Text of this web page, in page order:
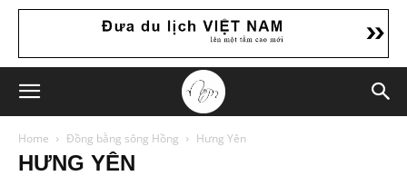
Home Đồng bằng sông Hồng Hưng Yên
HƯNG YÊN